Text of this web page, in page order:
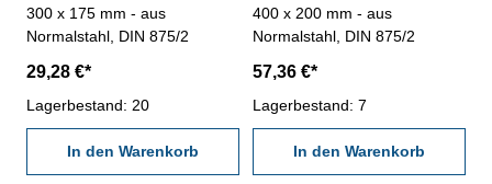
300 x 175 mm - aus
Normalstahl, DIN 875/2
29,28 €*
Lagerbestand: 20
In den Warenkorb
400 x 200 mm - aus
Normalstahl, DIN 875/2
57,36 €*
Lagerbestand: 7
In den Warenkorb